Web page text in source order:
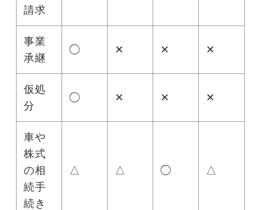
請求
事業
承継
◯ ✕ ✕ ✕
仮処
分
◯ ✕ ✕ ✕
車や
株式
の相
続手
続き
△ △ ◯ △